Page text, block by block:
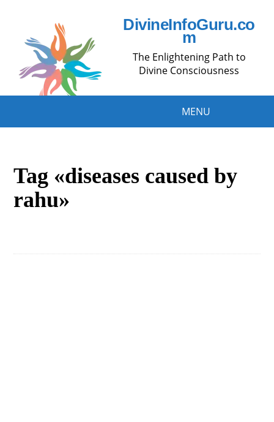
DivineInfoGuru.co
m
The Enlightening Path to
Divine Consciousness
MENU
Tag «diseases caused by
rahu»